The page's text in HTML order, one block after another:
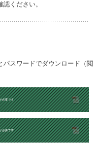
ください。
パスワードでダウンロード（閲
必要です
必要です